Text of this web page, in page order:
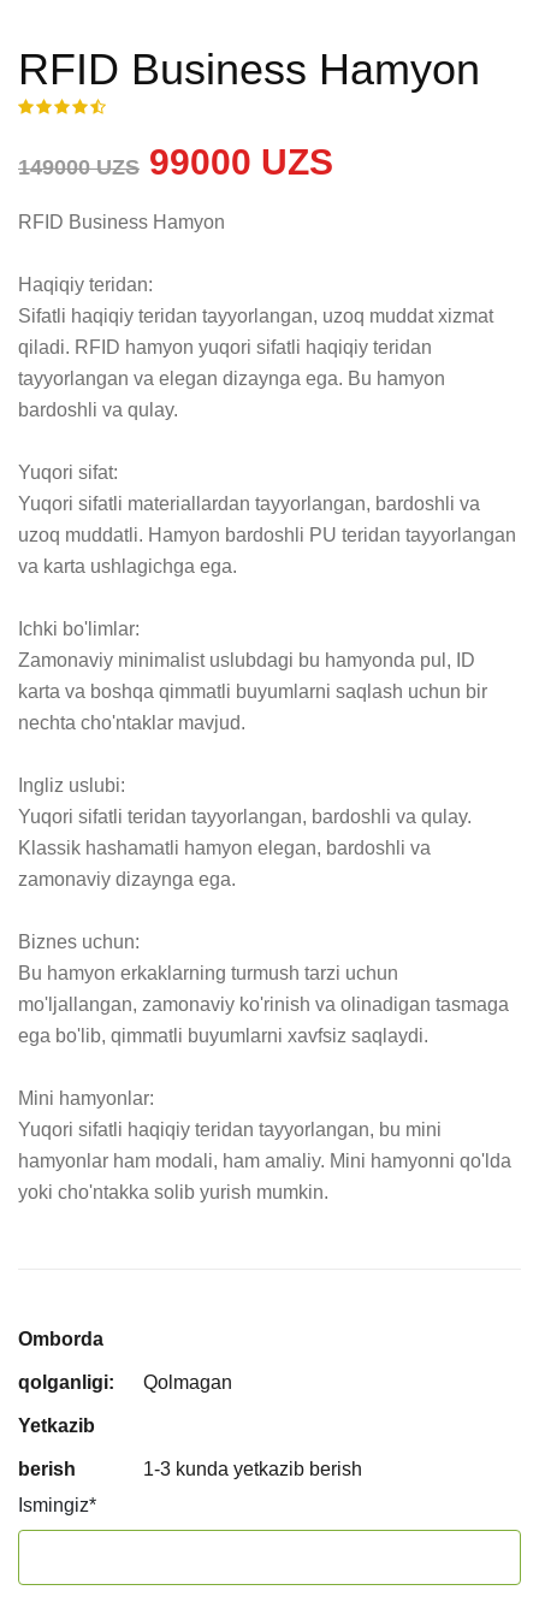
RFID Business Hamyon
149000 UZS 99000 UZS
RFID Business Hamyon
Haqiqiy teridan:
Sifatli haqiqiy teridan tayyorlangan, uzoq muddat xizmat
qiladi. RFID hamyon yuqori sifatli haqiqiy teridan
tayyorlangan va elegan dizaynga ega. Bu hamyon
bardoshli va qulay.
Yuqori sifat:
Yuqori sifatli materiallardan tayyorlangan, bardoshli va
uzoq muddatli. Hamyon bardoshli PU teridan tayyorlangan
va karta ushlagichga ega.
Ichki bo'limlar:
Zamonaviy minimalist uslubdagi bu hamyonda pul, ID
karta va boshqa qimmatli buyumlarni saqlash uchun bir
nechta cho'ntaklar mavjud.
Ingliz uslubi:
Yuqori sifatli teridan tayyorlangan, bardoshli va qulay.
Klassik hashamatli hamyon elegan, bardoshli va
zamonaviy dizaynga ega.
Biznes uchun:
Bu hamyon erkaklarning turmush tarzi uchun
mo'ljallangan, zamonaviy ko'rinish va olinadigan tasmaga
ega bo'lib, qimmatli buyumlarni xavfsiz saqlaydi.
Mini hamyonlar:
Yuqori sifatli haqiqiy teridan tayyorlangan, bu mini
hamyonlar ham modali, ham amaliy. Mini hamyonni qo'lda
yoki cho'ntakka solib yurish mumkin.
Omborda
qolganligi: Qolmagan
Yetkazib
berish
1-3 kunda yetkazib berish
Ismingiz*